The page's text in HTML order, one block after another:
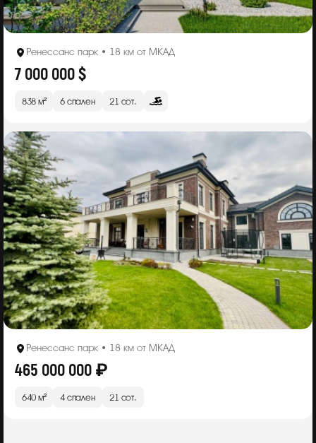
Ренессанс парк • 18 км от МКАД
7 000 000 $
838 м² 6 спален 21 сот.
Ренессанс парк • 18 км от МКАД
465 000 000 ₽
640 м² 4 спален 21 сот.